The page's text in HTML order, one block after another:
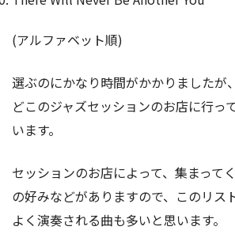
(アルファベット順)
選ぶのにかなり時間がかかりましたが
どこのジャズセッションのお店に行っ
います。
セッションのお店によって、集まって
の好みなどがありますので、このリス
よく演奏される曲も多いと思います。